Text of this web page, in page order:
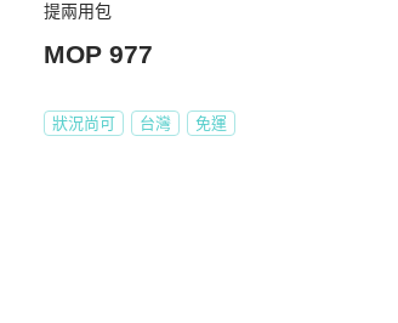
提兩用包
MOP 977
狀況尚可 台灣 免運